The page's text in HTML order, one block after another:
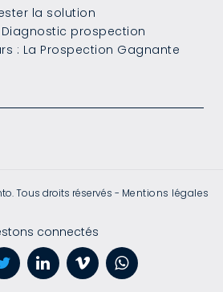
la solution
prospection
: La Prospection Gagnante
Tous droits réservés - Mentions légales
connectés